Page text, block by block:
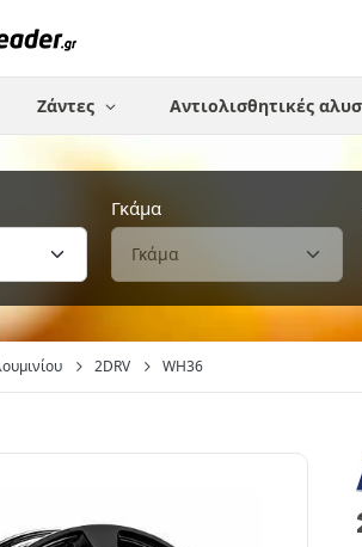
Ζάντες Αντιολισθητικές
Γκάμα
2DRV WH36